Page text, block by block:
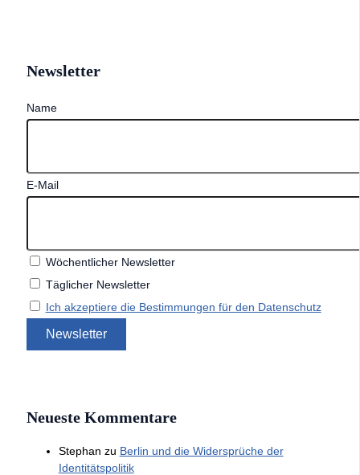
Newsletter
Name
E-Mail
Wöchentlicher Newsletter
Täglicher Newsletter
Ich akzeptiere die Bestimmungen für den Datenschutz
Neueste Kommentare
Stephan zu Berlin und die Widersprüche der
Identitätspolitik